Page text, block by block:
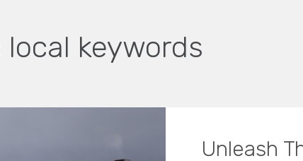
local keywords
Unleash